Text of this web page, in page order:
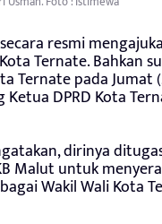
resmi
Ternate. Bahkan
Ternate pada Jumat
DPRD Kota
dirinya
Malut untuk
Wakil Wali Kota